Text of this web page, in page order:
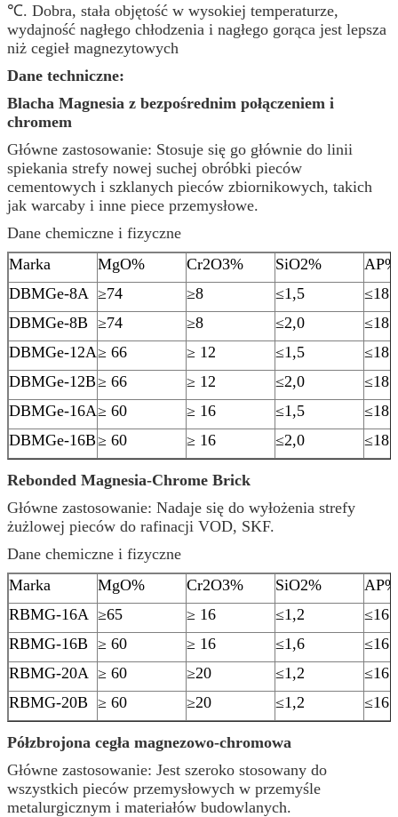
℃. Dobra, stała objętość w wysokiej temperaturze,
wydajność nagłego chłodzenia i nagłego gorąca jest lepsza
niż cegieł magnezytowych
Dane techniczne:
Blacha Magnesia z bezpośrednim połączeniem i
chromem
Główne zastosowanie: Stosuje się go głównie do linii
spiekania strefy nowej suchej obróbki pieców
cementowych i szklanych pieców zbiornikowych, takich
jak warcaby i inne piece przemysłowe.
Dane chemiczne i fizyczne
Marka
MgO% Cr2O3% SiO2%
AP%
DBMGe-8A ≥74 ≥8 ≤1,5
≤18
DBMGe-8B ≥74 ≥8 ≤2,0
≤18
DBMGe-12A≥ 66 ≥ 12 ≤1,5
≤18
DBMGe-12B≥ 66 ≥ 12 ≤2,0
≤18
DBMGe-16A≥ 60 ≥ 16 ≤1,5
≤18
DBMGe-16B≥ 60 ≥ 16 ≤2,0 ≤18
Rebonded Magnesia-Chrome Brick
Główne zastosowanie: Nadaje się do wyłożenia strefy
żużlowej pieców do rafinacji VOD, SKF.
Dane chemiczne i fizyczne
Marka
MgO% Cr2O3% SiO2%
AP%
RBMG-16A ≥65 ≥ 16 ≤1,2
≤16
RBMG-16B ≥ 60 ≥ 16 ≤1,6
≤16
RBMG-20A ≥ 60 ≥20 ≤1,2
≤16
RBMG-20B ≥ 60 ≥20 ≤1,2 ≤16
Półzbrojona cegła magnezowo-chromowa
Główne zastosowanie: Jest szeroko stosowany do
wszystkich pieców przemysłowych w przemyśle
metalurgicznym i materiałów budowlanych.